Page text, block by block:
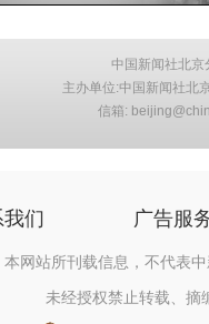
中国新闻社北京
主办单位:中国新闻社北
信箱:
们 广告服
本网站所刊载信息，不代表
未经授权禁止转载、摘